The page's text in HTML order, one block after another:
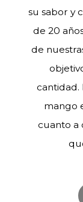
su sabor y
de 20
de
cantidad.
mango
cuanto a